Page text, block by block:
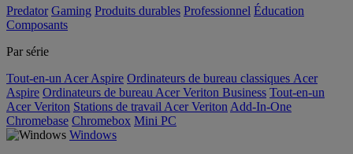
Predator Gaming Produits durables Professionnel Éducation
Composants
Par série
Tout-en-un Acer Aspire Ordinateurs de bureau classiques Acer
Aspire Ordinateurs de bureau Acer Veriton Business Tout-en-un
Acer Veriton Stations de travail Acer Veriton Add-In-One
Chromebase Chromebox Mini PC
Windows